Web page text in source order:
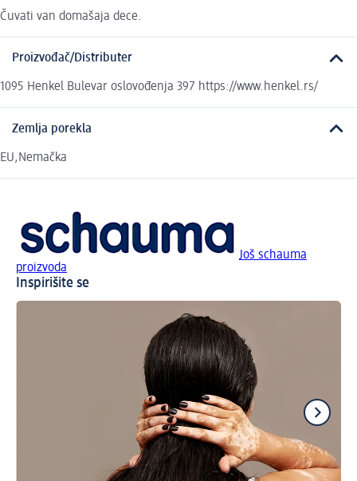
Čuvati van domašaja dece.
Proizvođač/Distributer
1095 Henkel Bulevar oslovođenja 397 https://www.henkel.rs/
Zemlja porekla
EU,Nemačka
Još schauma
proizvoda
Inspirišite se